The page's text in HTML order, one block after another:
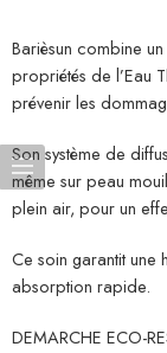
Barièsun combine
propriétés de l’Eau
prévenir les
Son système de
même sur peau
plein air, pour un
Ce soin garantit une
absorption rapide.
DEMARCHE ECO-